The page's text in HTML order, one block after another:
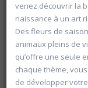
venez découvrir la
naissance à un art
Des fleurs de
animaux pleins de
qu’offre une seule
chaque thème,
de développer